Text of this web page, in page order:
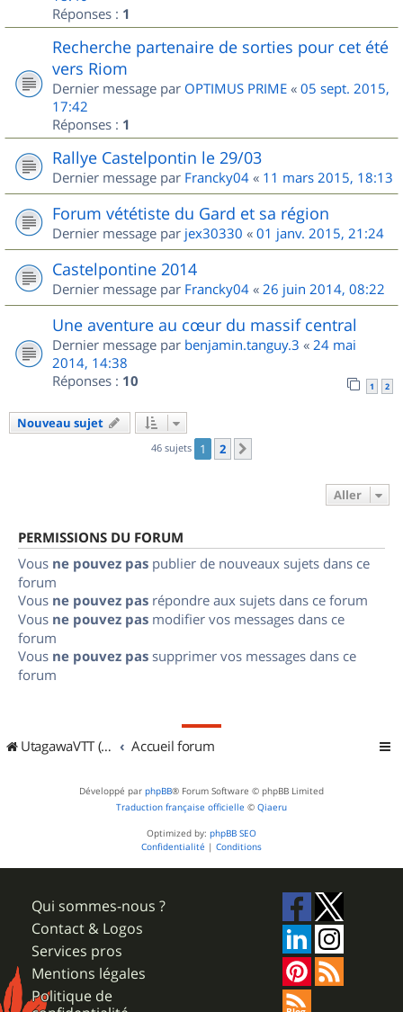
Réponses : 1
Recherche partenaire de sorties pour cet été
vers Riom
Dernier message par OPTIMUS PRIME « 05 sept. 2015,
17:42
Réponses : 1
Rallye Castelpontin le 29/03
Dernier message par Francky04 « 11 mars 2015, 18:13
Forum vététiste du Gard et sa région
Dernier message par jex30330 « 01 janv. 2015, 21:24
Castelpontine 2014
Dernier message par Francky04 « 26 juin 2014, 08:22
Une aventure au cœur du massif central
Dernier message par benjamin.tanguy.3 « 24 mai
2014, 14:38
Réponses : 10 1 2
Nouveau sujet
46 sujets 1 2
Aller
PERMISSIONS DU FORUM
Vous ne pouvez pas publier de nouveaux sujets dans ce
forum
Vous ne pouvez pas répondre aux sujets dans ce forum
Vous ne pouvez pas modifier vos messages dans ce
forum
Vous ne pouvez pas supprimer vos messages dans ce
forum
UtagawaVTT (Randos VTT et VTTAE avec traces GPS) Accueil forum
Développé par phpBB® Forum Software © phpBB Limited
Traduction française officielle © Qiaeru
Optimized by: phpBB SEO
Confidentialité | Conditions
Qui sommes-nous ?
Contact & Logos
Services pros
Mentions légales
Politique de